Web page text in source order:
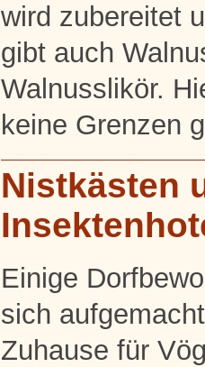
wird zubereitet
gibt auch
Walnusslikör.
keine Grenzen
Nistkästen
Einige
sich
Zuhause für